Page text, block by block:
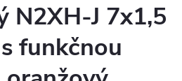
N2XH-J 7x1,5
funkčnou